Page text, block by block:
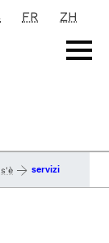
FR
ZH
servizi